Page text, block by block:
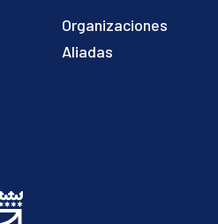
Organizaciones
Aliadas